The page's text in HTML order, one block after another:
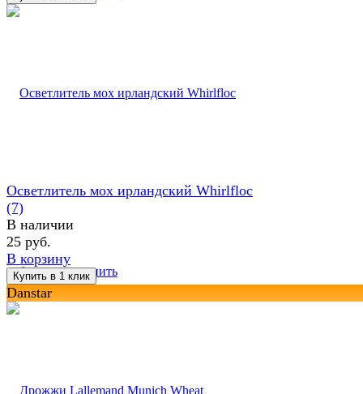
избранное сравнить
Осветлитель мох ирландский Whirlfloc
(7)
В наличии
25 руб.
В корзину
Danstar